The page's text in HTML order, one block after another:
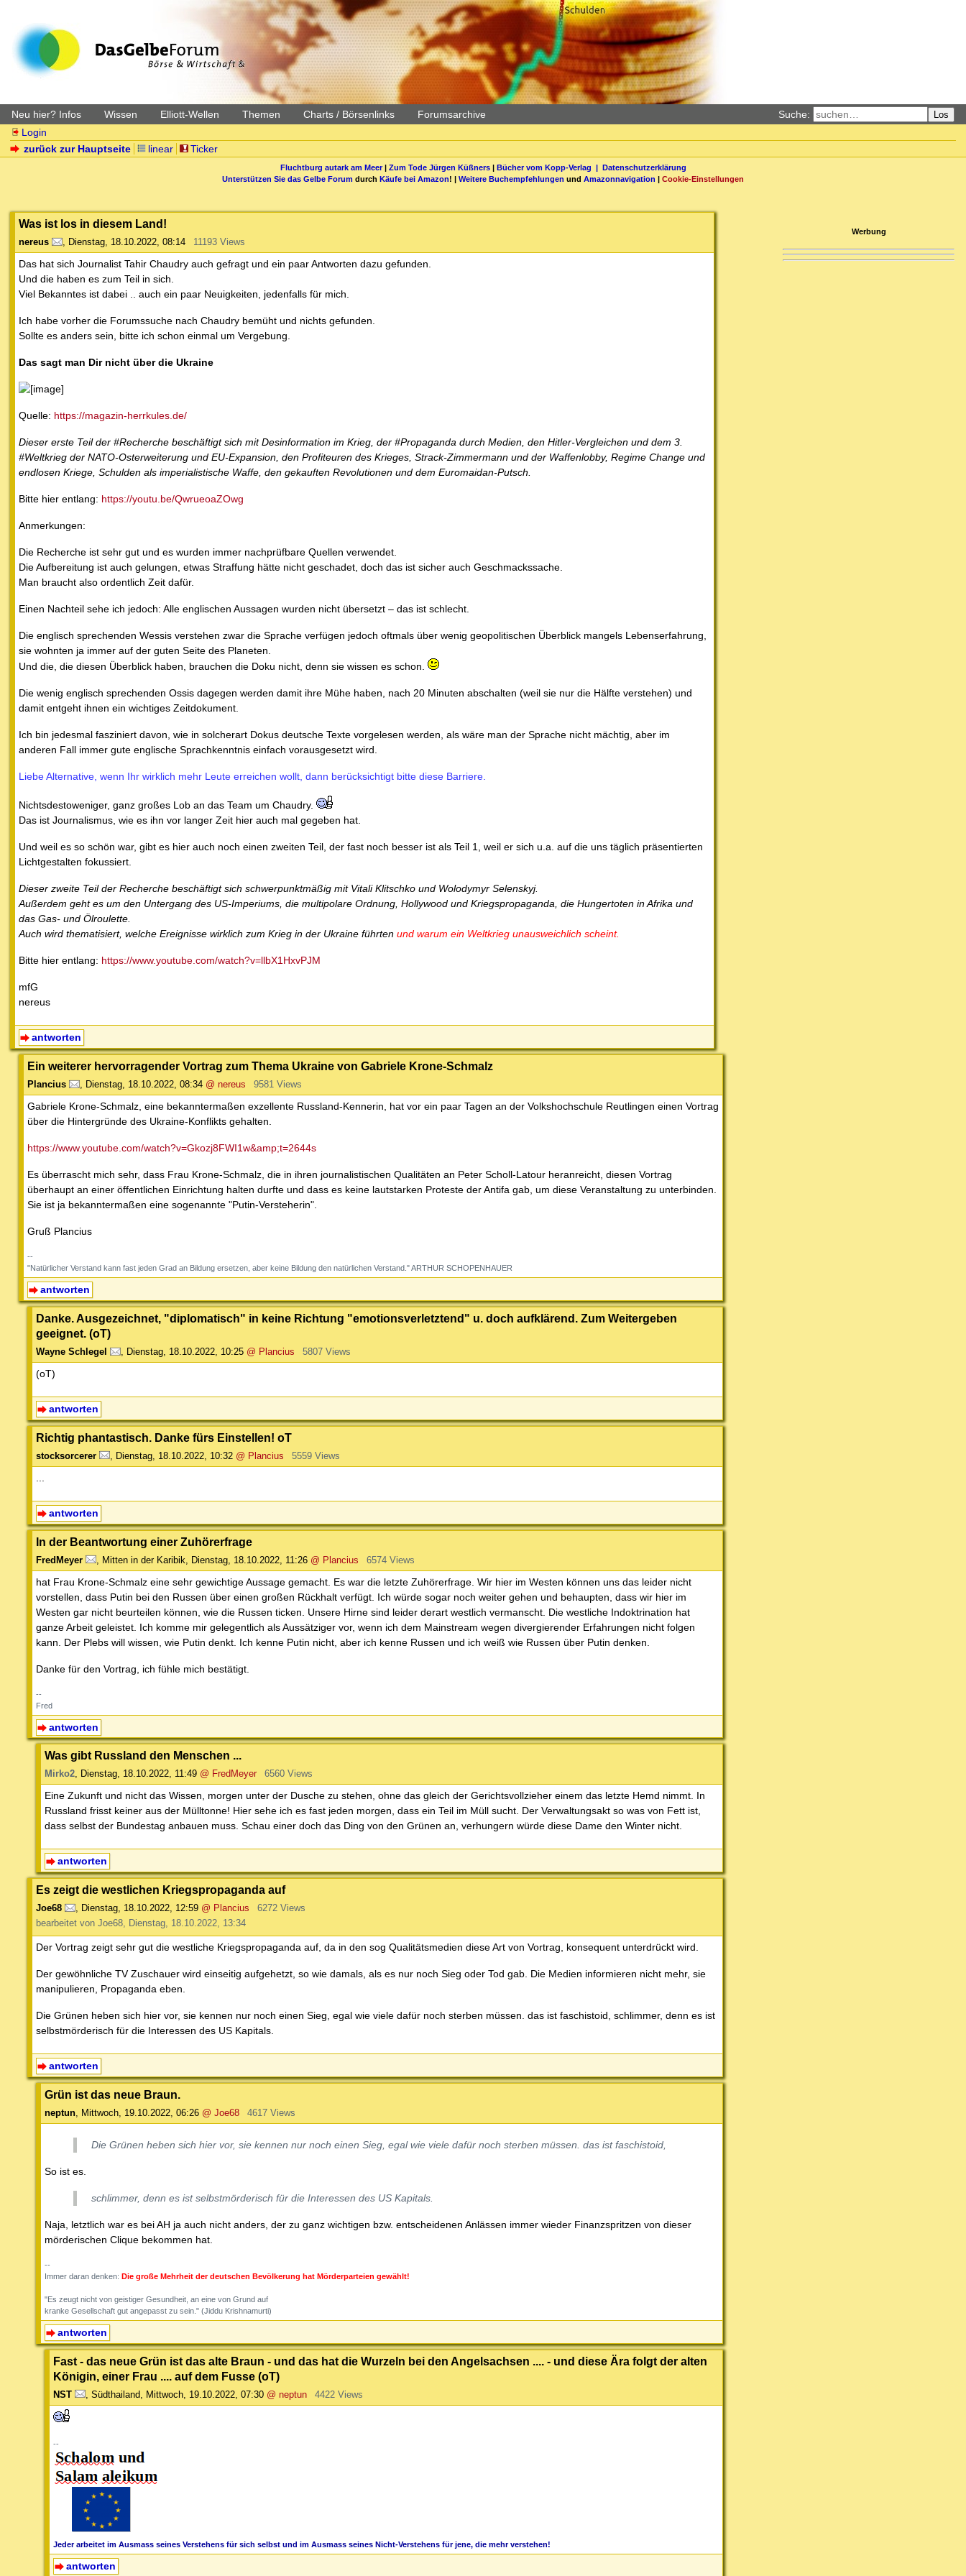
Neu hier? Infos Wissen Elliott-Wellen Themen Charts / Börsenlinks Forumsarchive Suche: Los
Login
zurück zur Hauptseite
linear Ticker
Fluchtburg autark am Meer| Zum Tode Jürgen Küßners| Bücher vom Kopp-Verlag | Datenschutzerklärung
Unterstützen Sie das Gelbe Forum durch Käufe bei Amazon! | Weitere Buchempfehlungen und Amazonnavigation | Cookie-Einstellungen
Was ist los in diesem Land!
nereus , Dienstag, 18.10.2022, 08:14 11193 Views
Das hat sich Journalist Tahir Chaudry auch gefragt und ein paar Antworten dazu gefunden.
Und die haben es zum Teil in sich.
Viel Bekanntes ist dabei .. auch ein paar Neuigkeiten, jedenfalls für mich.
Ich habe vorher die Forumssuche nach Chaudry bemüht und nichts gefunden.
Sollte es anders sein, bitte ich schon einmal um Vergebung.
Das sagt man Dir nicht über die Ukraine
Quelle: https://magazin-herrkules.de/
Dieser erste Teil der #Recherche beschäftigt sich mit Desinformation im Krieg, der #Propaganda durch Medien, den Hitler-Vergleichen und dem 3.
#Weltkrieg der NATO-Osterweiterung und EU-Expansion, den Profiteuren des Krieges, Strack-Zimmermann und der Waffenlobby, Regime Change und
endlosen Kriege, Schulden als imperialistische Waffe, den gekauften Revolutionen und dem Euromaidan-Putsch.
Bitte hier entlang: https://youtu.be/QwrueoaZOwg
Anmerkungen:
Die Recherche ist sehr gut und es wurden immer nachprüfbare Quellen verwendet.
Die Aufbereitung ist auch gelungen, etwas Straffung hätte nicht geschadet, doch das ist sicher auch Geschmackssache.
Man braucht also ordentlich Zeit dafür.
Einen Nachteil sehe ich jedoch: Alle englischen Aussagen wurden nicht übersetzt – das ist schlecht.
Die englisch sprechenden Wessis verstehen zwar die Sprache verfügen jedoch oftmals über wenig geopolitischen Überblick mangels Lebenserfahrung,
sie wohnten ja immer auf der guten Seite des Planeten.
Und die, die diesen Überblick haben, brauchen die Doku nicht, denn sie wissen es schon.
Die wenig englisch sprechenden Ossis dagegen werden damit ihre Mühe haben, nach 20 Minuten abschalten (weil sie nur die Hälfte verstehen) und
damit entgeht ihnen ein wichtiges Zeitdokument.
Ich bin jedesmal fasziniert davon, wie in solcherart Dokus deutsche Texte vorgelesen werden, als wäre man der Sprache nicht mächtig, aber im
anderen Fall immer gute englische Sprachkenntnis einfach vorausgesetzt wird.
Liebe Alternative, wenn Ihr wirklich mehr Leute erreichen wollt, dann berücksichtigt bitte diese Barriere.
Nichtsdestoweniger, ganz großes Lob an das Team um Chaudry.
Das ist Journalismus, wie es ihn vor langer Zeit hier auch mal gegeben hat.
Und weil es so schön war, gibt es hier auch noch einen zweiten Teil, der fast noch besser ist als Teil 1, weil er sich u.a. auf die uns täglich präsentierten
Lichtgestalten fokussiert.
Dieser zweite Teil der Recherche beschäftigt sich schwerpunktmäßig mit Vitali Klitschko und Wolodymyr Selenskyj.
Außerdem geht es um den Untergang des US-Imperiums, die multipolare Ordnung, Hollywood und Kriegspropaganda, die Hungertoten in Afrika und
das Gas- und Ölroulette.
Auch wird thematisiert, welche Ereignisse wirklich zum Krieg in der Ukraine führten und warum ein Weltkrieg unausweichlich scheint.
Bitte hier entlang: https://www.youtube.com/watch?v=llbX1HxvPJM
mfG
nereus
antworten
Ein weiterer hervorragender Vortrag zum Thema Ukraine von Gabriele Krone-Schmalz
Plancius , Dienstag, 18.10.2022, 08:34 @ nereus 9581 Views
Gabriele Krone-Schmalz, eine bekanntermaßen exzellente Russland-Kennerin, hat vor ein paar Tagen an der Volkshochschule Reutlingen einen Vortrag
über die Hintergründe des Ukraine-Konflikts gehalten.
https://www.youtube.com/watch?v=Gkozj8FWI1w&amp;t=2644s
Es überrascht mich sehr, dass Frau Krone-Schmalz, die in ihren journalistischen Qualitäten an Peter Scholl-Latour heranreicht, diesen Vortrag
überhaupt an einer öffentlichen Einrichtung halten durfte und dass es keine lautstarken Proteste der Antifa gab, um diese Veranstaltung zu unterbinden.
Sie ist ja bekanntermaßen eine sogenannte "Putin-Versteherin".
Gruß Plancius
--
"Natürlicher Verstand kann fast jeden Grad an Bildung ersetzen, aber keine Bildung den natürlichen Verstand." ARTHUR SCHOPENHAUER
antworten
Danke. Ausgezeichnet, "diplomatisch" in keine Richtung "emotionsverletztend" u. doch aufklärend. Zum Weitergeben
geeignet. (oT)
Wayne Schlegel , Dienstag, 18.10.2022, 10:25 @ Plancius 5807 Views
(oT)
antworten
Richtig phantastisch. Danke fürs Einstellen! oT
stocksorcerer Dienstag, 18.10.2022, 10:32 @ Plancius 5559 Views
antworten
In der Beantwortung einer Zuhörerfrage
FredMeyer Mitten in der Karibik Dienstag, 18.10.2022, 11:26 @ Plancius 6574 Views
hat Frau Krone-Schmalz eine sehr gewichtige Aussage gemacht. Es war die letzte Zuhörerfrage. Wir hier im Westen können uns das leider nicht
vorstellen, dass Putin bei den Russen über einen großen Rückhalt verfügt. Ich würde sogar noch weiter gehen und behaupten, dass wir hier im
Westen gar nicht beurteilen können, wie die Russen ticken. Unsere Hirne sind leider derart westlich vermanscht. Die westliche Indoktrination hat
ganze Arbeit geleistet. Ich komme mir gelegentlich als Aussätziger vor, wenn ich dem Mainstream wegen divergierender Erfahrungen nicht folgen
kann. Der Plebs will wissen, wie Putin denkt. Ich kenne Putin nicht, aber ich kenne Russen und ich weiß wie Russen über Putin denken.
Danke für den Vortrag, ich fühle mich bestätigt.
--
Fred
antworten
Was gibt Russland den Menschen ...
Mirko2, Dienstag, 18.10.2022, 11:49 @ FredMeyer 6560 Views
Eine Zukunft und nicht das Wissen, morgen unter der Dusche zu stehen, ohne das gleich der Gerichtsvollzieher einem das letzte Hemd nimmt. In
Russland frisst keiner aus der Mülltonne! Hier sehe ich es fast jeden morgen, dass ein Teil im Müll sucht. Der Verwaltungsakt so was von Fett ist,
dass selbst der Bundestag anbauen muss. Schau einer doch das Ding von den Grünen an, verhungern würde diese Dame den Winter nicht.
antworten
Es zeigt die westlichen Kriegspropaganda auf
Joe68 , Dienstag, 18.10.2022, 12:59 @ Plancius
6272 Views
bearbeitet von Joe68, Dienstag, 18.10.2022, 13:34
Der Vortrag zeigt sehr gut die westliche Kriegspropaganda auf, da in den sog Qualitätsmedien diese Art von Vortrag, konsequent unterdrückt wird.
Der gewöhnliche TV Zuschauer wird einseitig aufgehetzt, so wie damals, als es nur noch Sieg oder Tod gab. Die Medien informieren nicht mehr, sie
manipulieren, Propaganda eben.
Die Grünen heben sich hier vor, sie kennen nur noch einen Sieg, egal wie viele dafür noch sterben müssen. das ist faschistoid, schlimmer, denn es ist
selbstmörderisch für die Interessen des US Kapitals.
antworten
Grün ist das neue Braun.
neptun, Mittwoch, 19.10.2022, 06:26 @ Joe68 4617 Views
Die Grünen heben sich hier vor, sie kennen nur noch einen Sieg, egal wie viele dafür noch sterben müssen. das ist faschistoid,
So ist es.
schlimmer, denn es ist selbstmörderisch für die Interessen des US Kapitals.
Naja, letztlich war es bei AH ja auch nicht anders, der zu ganz wichtigen bzw. entscheidenen Anlässen immer wieder Finanzspritzen von dieser
mörderischen Clique bekommen hat.
--
Immer daran denken: Die große Mehrheit der deutschen Bevölkerung hat Mörderparteien gewählt!
"Es zeugt nicht von geistiger Gesundheit, an eine von Grund auf
kranke Gesellschaft gut angepasst zu sein." (Jiddu Krishnamurti)
antworten
Fast - das neue Grün ist das alte Braun - und das hat die Wurzeln bei den Angelsachsen .... - und diese Ära folgt der alten
Königin, einer Frau .... auf dem Fusse (oT)
NST Südthailand Mittwoch, 19.10.2022, 07:30 @ neptun 4422 Views
--
Jeder arbeitet im Ausmass seines Verstehens für sich selbst und im Ausmass seines Nicht-Verstehens für jene, die mehr verstehen!
antworten
Werbung